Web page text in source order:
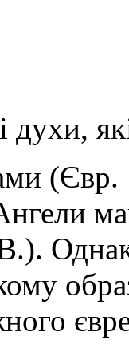
духи,
(Євр.